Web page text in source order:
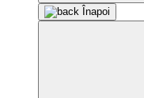
Înapoi